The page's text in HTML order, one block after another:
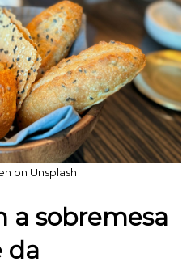
on Unsplash
a sobremesa
da